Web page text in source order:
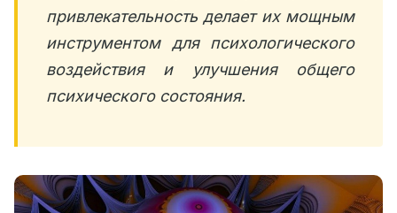
привлекательность делает их мощным
инструментом для психологического
воздействия и улучшения общего
психического состояния.